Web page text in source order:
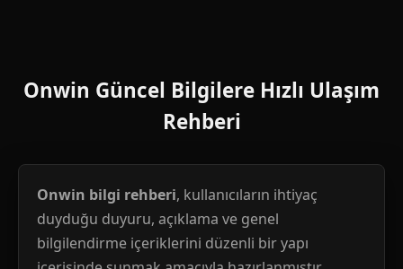
Onwin Güncel Bilgilere Hızlı Ulaşım
Rehberi
Onwin bilgi rehberi, kullanıcıların ihtiyaç
duyduğu duyuru, açıklama ve genel
bilgilendirme içeriklerini düzenli bir yapı